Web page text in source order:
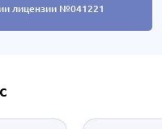
лицензии №041221